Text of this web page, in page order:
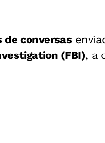
de conversas
(FBI), a